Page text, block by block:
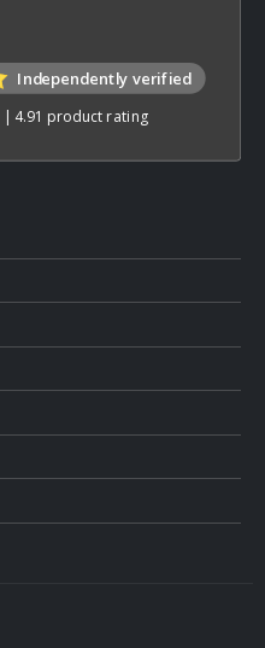
Independently verified
| 4.91 product rating